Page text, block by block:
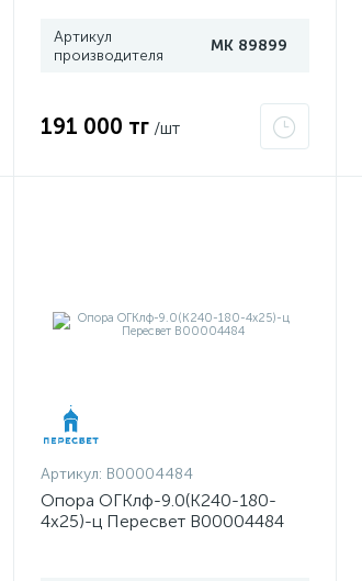
Артикул
производителя
МК 89899
191 000 тг /шт
Артикул: В00004484
Опора ОГКлф-9.0(К240-180-
4х25)-ц Пересвет В00004484